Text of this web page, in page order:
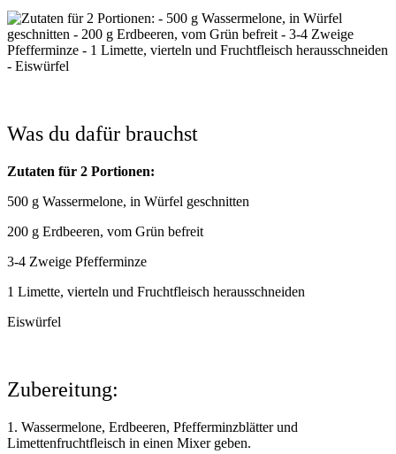
Was du dafür brauchst
Zutaten für 2 Portionen:
500 g Wassermelone, in Würfel geschnitten
200 g Erdbeeren, vom Grün befreit
3-4 Zweige Pfefferminze
1 Limette, vierteln und Fruchtfleisch herausschneiden
Eiswürfel
Zubereitung:
1. Wassermelone, Erdbeeren, Pfefferminzblätter und
Limettenfruchtfleisch in einen Mixer geben.